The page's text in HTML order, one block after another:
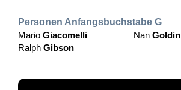
Personen Anfangsbuchstabe G
Mario Giacomelli
Ralph Gibson
Nan Goldin